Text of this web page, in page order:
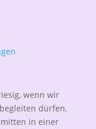
wenn wir
dürfen.
in einer